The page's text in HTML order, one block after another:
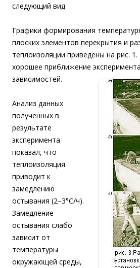
следующий вид
Графики формирования
плоских элементов перекрытия и
теплоизоляции приведены на рис.
хорошее приближение
зависимостей.
Анализ данных
полученных в
результате
эксперимента
показал, что
теплоизоляция
приводит к
замедлению
остывания (2–3°С/ч).
Замедление
остывания слабо
зависит от
температуры
окружающей среды,